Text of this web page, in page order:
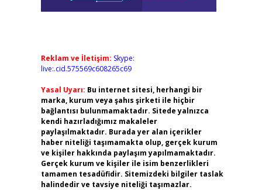
Reklam ve İletişim: Skype:
live:.cid.575569c608265c69
Yasal Uyarı: Bu internet sitesi, herhangi bir
marka, kurum veya şahıs şirketi ile hiçbir
bağlantısı bulunmamaktadır. Sitede yalnızca
kendi hazırladığımız makaleler
paylaşılmaktadır. Burada yer alan içerikler
haber niteliği taşımamakta olup, gerçek kurum
ve kişiler hakkında paylaşım yapılmamaktadır.
Gerçek kurum ve kişiler ile isim benzerlikleri
tamamen tesadüfidir. Sitemizdeki bilgiler taslak
halindedir ve tavsiye niteliği taşımazlar.